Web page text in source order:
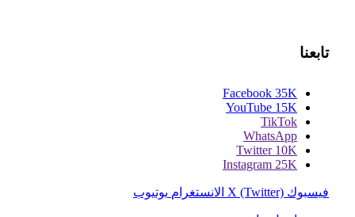
تابعنا
Facebook 35K
YouTube 15K
TikTok
WhatsApp
Twitter 10K
Instagram 25K
فيسبوك X (Twitter) الانستغرام يوتيوب